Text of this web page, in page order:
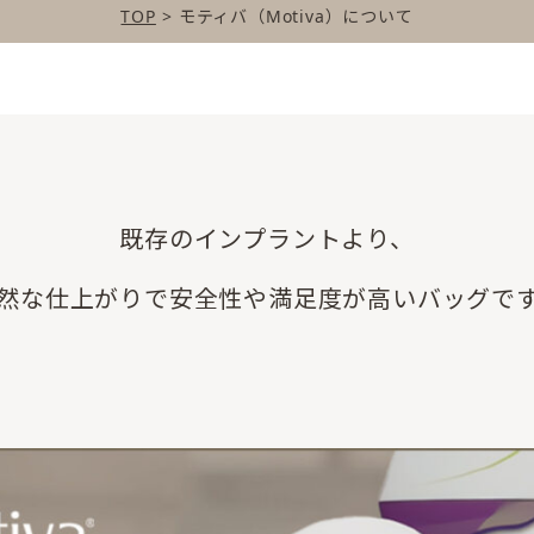
TOP > モティバ（Motiva）について
既存のインプラントより、
な仕上がりで安全性や満足度が高いバッグで